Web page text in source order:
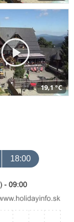
19,1 °C
18:00